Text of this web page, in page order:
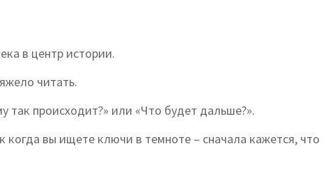
в центр истории.
читать.
происходит?» или «Что будет дальше?».
вы ищете ключи в темноте – сначала кажется, что